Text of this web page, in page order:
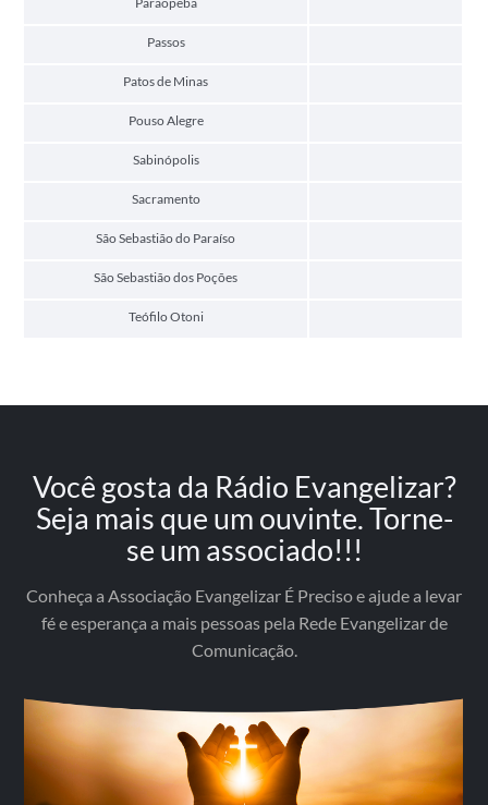
Passos
Patos de Minas
Pouso Alegre
Sabinópolis
Sacramento
São Sebastião do Paraíso
São Sebastião dos Poções
Teófilo Otoni
Você gosta da Rádio Evangelizar?
Seja mais que um ouvinte. Torne-
se um associado!!!
Conheça a Associação Evangelizar É Preciso e ajude a levar
fé e esperança a mais pessoas pela Rede Evangelizar de
Comunicação.